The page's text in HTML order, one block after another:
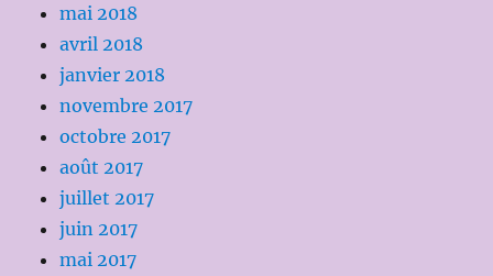
mai 2018
avril 2018
janvier 2018
novembre 2017
octobre 2017
août 2017
juillet 2017
juin 2017
mai 2017